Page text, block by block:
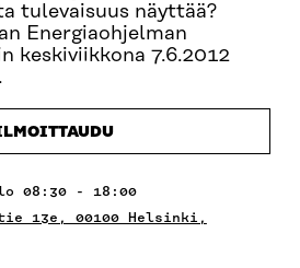
tulevaisuus näyttää?
Energiaohjelman
keskiviikkona 7.6.2012
08:30 - 18:00
13e, 00100 Helsinki,